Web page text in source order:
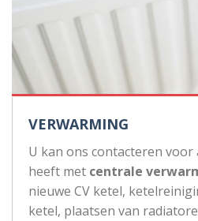
VERWARMING
U kan ons contacteren voor
heeft met centrale
nieuwe CV ketel,
ketel, plaatsen van